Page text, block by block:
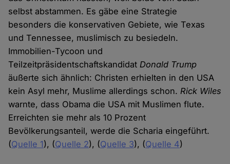
selbst abstammen. Es gäbe eine Strategie
besonders die konservativen Gebiete, wie Texas
und Tennessee, muslimisch zu besiedeln.
Immobilien-Tycoon und
TeilzeitpräsidentschaftskandidatDonald Trump
äußerte sich ähnlich: Christen erhielten in den USA
kein Asyl mehr, Muslime allerdings schon.Rick Wiles
warnte, dass Obama die USA mit Muslimen flute.
Erreichten sie mehr als 10 Prozent
Bevölkerungsanteil, werde die Scharia eingeführt.
(Quelle 1), (Quelle 2), (Quelle 3), (Quelle 4)